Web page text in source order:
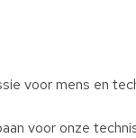
voor mens en
voor onze